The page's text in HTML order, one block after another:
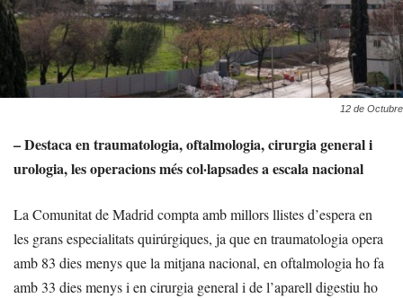
12 de Octubre
– Destaca en traumatologia, oftalmologia, cirurgia general i
urologia, les operacions més col·lapsades a escala nacional
La Comunitat de Madrid compta amb millors llistes d’espera en
les grans especialitats quirúrgiques, ja que en traumatologia opera
amb 83 dies menys que la mitjana nacional, en oftalmologia ho fa
amb 33 dies menys i en cirurgia general i de l’aparell digestiu ho